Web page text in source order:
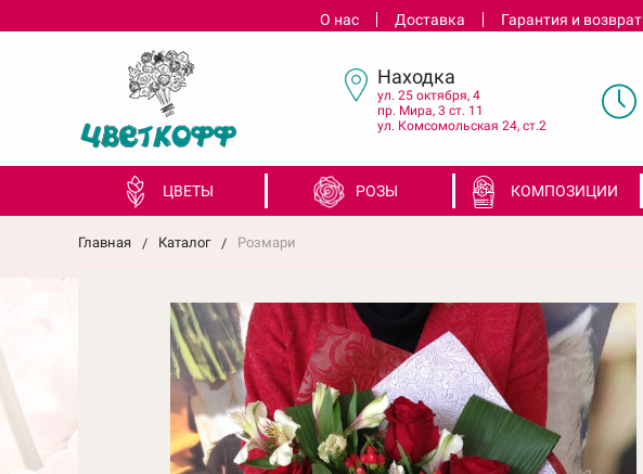
О нас Доставка Гарантия и возврат
Находка
ул. 25 октября, 4
пр. Мира, 3 ст. 11
ул. Комсомольская 24, ст.2
ЦВЕТЫ РОЗЫ КОМПОЗИЦИИ
Главная Каталог Розмари